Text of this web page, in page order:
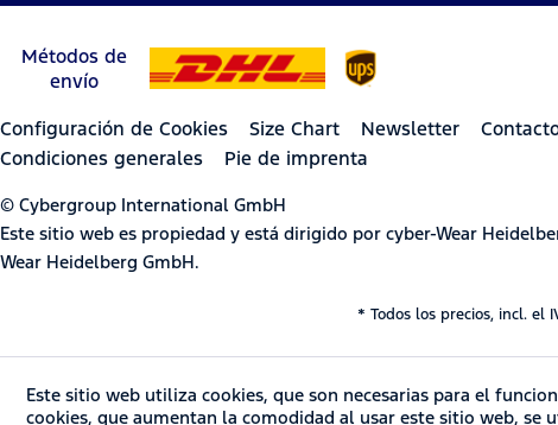
Métodos de
envío
Configuración de Cookies Size Chart Newsletter
Condiciones generales
Pie de imprenta
© Cybergroup International GmbH
Este sitio web es propiedad y está dirigido por cyber-Wear
Wear Heidelberg GmbH.
* Todos los precios, incl. el
Este sitio web utiliza cookies, que son necesarias para el
cookies, que aumentan la comodidad al usar este sitio web,